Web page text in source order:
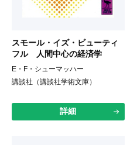
スモール・イズ・ビューティ
フル 人間中心の経済学
E・F・シューマッハー
講談社（講談社学術文庫）
詳細